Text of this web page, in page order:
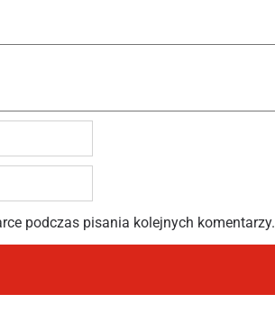
podczas pisania kolejnych komentarzy.